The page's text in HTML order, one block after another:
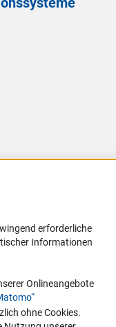
erforderliche
Informationen
Onlineangebote
ohne Cookies.